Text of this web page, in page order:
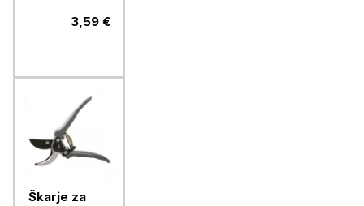
3,59 €
Škarje za